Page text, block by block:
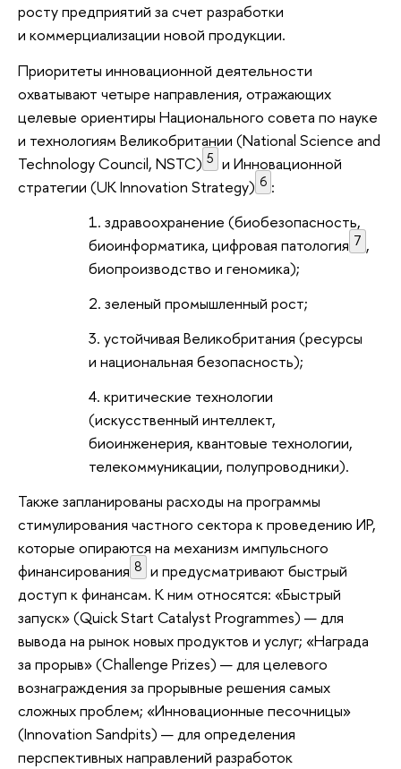
росту предприятий за счет разработки
и коммерциализации новой продукции.
Приоритеты инновационной деятельности
охватывают четыре направления, отражающих
целевые ориентиры Национального совета по науке
и технологиям Великобритании (National Science and
Technology Council, NSTC) 5 и Инновационной
стратегии (UK Innovation Strategy) 6 :
здравоохранение (биобезопасность,
биоинформатика, цифровая патология 7 ,
биопроизводство и геномика);
зеленый промышленный рост;
устойчивая Великобритания (ресурсы
и национальная безопасность);
критические технологии
(искусственный интеллект,
биоинженерия, квантовые технологии,
телекоммуникации, полупроводники).
Также запланированы расходы на программы
стимулирования частного сектора к проведению ИР,
которые опираются на механизм импульсного
финансирования 8 и предусматривают быстрый
доступ к финансам. К ним относятся: «Быстрый
запуск» (Quick Start Catalyst Programmes) — для
вывода на рынок новых продуктов и услуг; «Награда
за прорыв» (Challenge Prizes) — для целевого
вознаграждения за прорывные решения самых
сложных проблем; «Инновационные песочницы»
(Innovation Sandpits) — для определения
перспективных направлений разработок